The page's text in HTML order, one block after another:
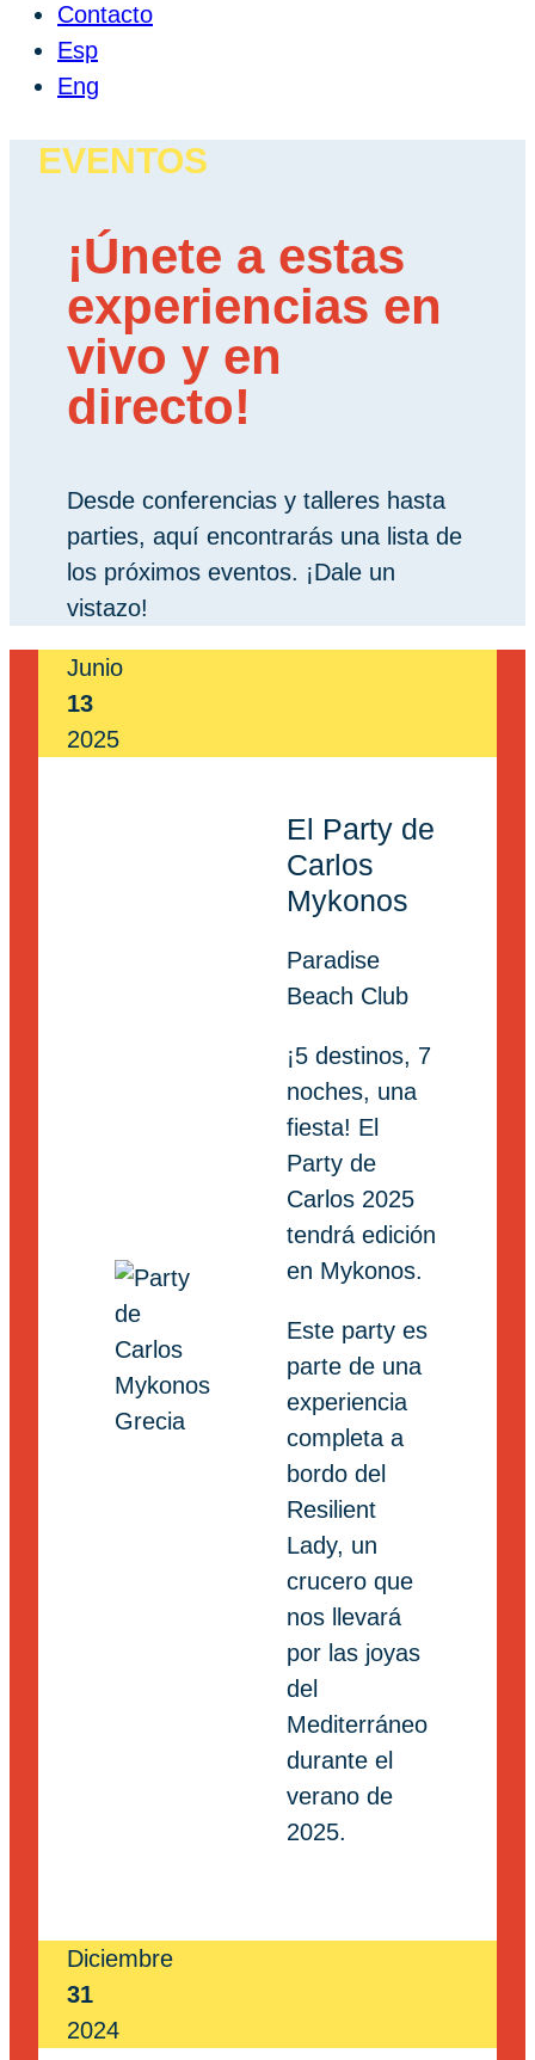
Contacto
Esp
Eng
EVENTOS
¡Únete a estas
experiencias en
vivo y en
directo!
Desde conferencias y talleres hasta
parties, aquí encontrarás una lista de
los próximos eventos. ¡Dale un
vistazo!
Junio
13
2025
El Party de
Carlos
Mykonos
Paradise
Beach Club
¡5 destinos, 7
noches, una
fiesta! El
Party de
Carlos 2025
tendrá edición
en Mykonos.
Este party es
parte de una
experiencia
completa a
bordo del
Resilient
Lady, un
crucero que
nos llevará
por las joyas
del
Mediterráneo
durante el
verano de
2025.
Diciembre
31
2024